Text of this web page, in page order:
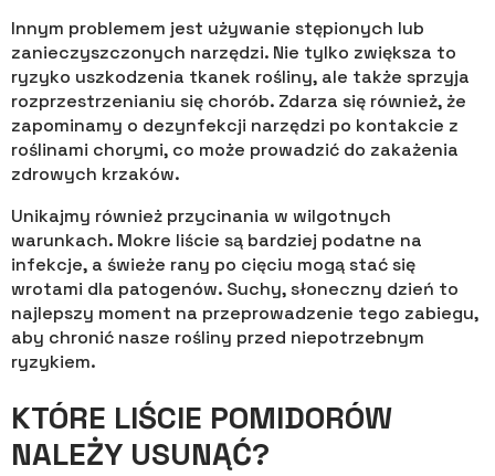
Innym problemem jest używanie stępionych lub
zanieczyszczonych narzędzi. Nie tylko zwiększa to
ryzyko uszkodzenia tkanek rośliny, ale także sprzyja
rozprzestrzenianiu się chorób. Zdarza się również, że
zapominamy o dezynfekcji narzędzi po kontakcie z
roślinami chorymi, co może prowadzić do zakażenia
zdrowych krzaków.
Unikajmy również przycinania w wilgotnych
warunkach. Mokre liście są bardziej podatne na
infekcje, a świeże rany po cięciu mogą stać się
wrotami dla patogenów. Suchy, słoneczny dzień to
najlepszy moment na przeprowadzenie tego zabiegu,
aby chronić nasze rośliny przed niepotrzebnym
ryzykiem.
KTÓRE LIŚCIE POMIDORÓW
NALEŻY USUNĄĆ?